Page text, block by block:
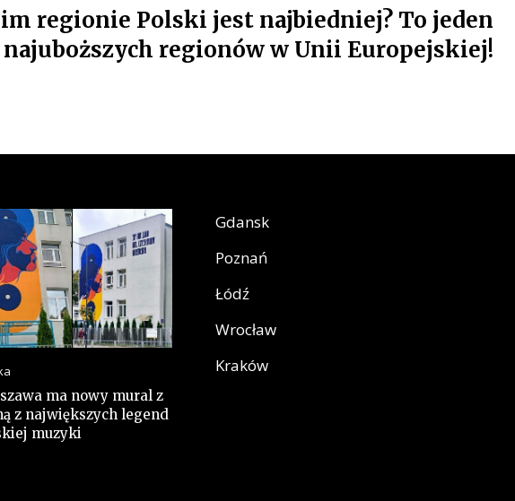
regionie Polski jest najbiedniej? To jeden
najuboższych regionów w Unii Europejskiej!
ma nowy mural z
z największych legend
muzyki
Gdansk
Poznań
Łódź
Wrocław
Kraków